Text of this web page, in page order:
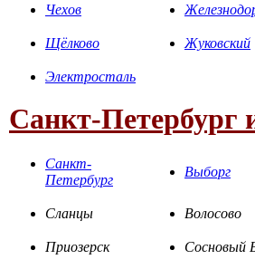
Чехов
Щёлково Жуковский
Электросталь
Санкт-Петербург
Санкт-
Петербург
Выборг
Сланцы Волосово
Приозерск Сосновый